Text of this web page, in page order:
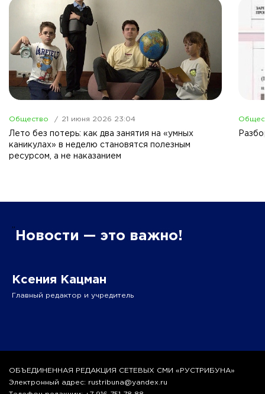
Общество 21 июня 2026 23:04
Лето без потерь: как два занятия на «умных
каникулах» в неделю становятся полезным
ресурсом, а не наказанием
Новости — это важно!
Ксения Кацман
Главный редактор и учредитель
ОБЪЕДИНЕННАЯ РЕДАКЦИЯ СЕТЕВЫХ СМИ «РУСТРИБУНА»
Электронный адрес: rustribuna@yandex.ru